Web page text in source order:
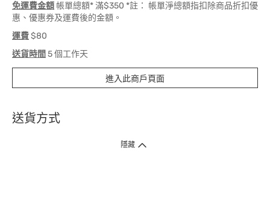
免運費金額 帳單總額* 滿$350 *註： 帳單淨總額指扣除商品折扣優
惠、優惠券及運費後的金額。
運費$80
送貨時間 5 個工作天
進入此商戶頁面
送貨方式
1. 送貨到府（受衛生署條例規管產品除外 ）
隱藏